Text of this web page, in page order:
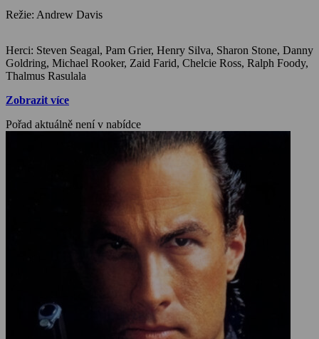
Režie: Andrew Davis
Herci: Steven Seagal, Pam Grier, Henry Silva, Sharon Stone, Danny
Goldring, Michael Rooker, Zaid Farid, Chelcie Ross, Ralph Foody,
Thalmus Rasulala
Zobrazit více
Pořad aktuálně není v nabídce